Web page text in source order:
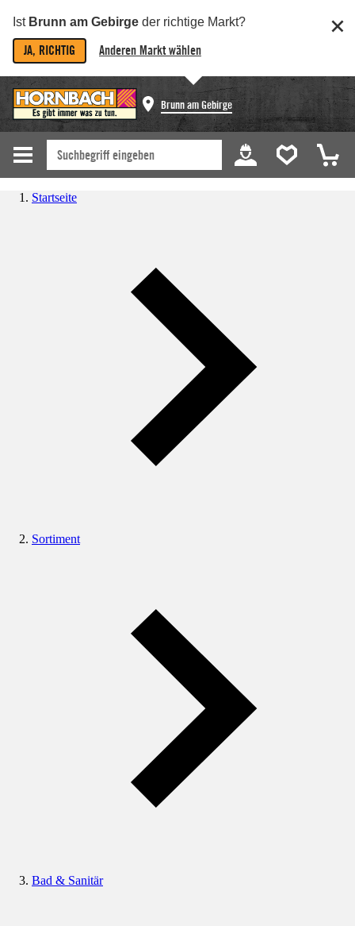
Ist Brunn am Gebirge der richtige Markt?
JA, RICHTIG Anderen Markt wählen
Brunn am Gebirge
Startseite
Sortiment
Bad & Sanitär